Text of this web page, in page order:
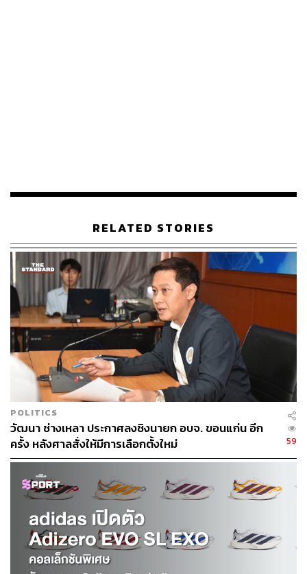
กว่าเมืองหลวง?
คุณภาพชีวิตที่ดีและโจทย์การทำงานที่ท้าทายระดับโลกคือ
แม่เหล็กชั้นดีที่ดึงคนเก่งมารวมตัวกัน อุตสาหกรรม
เทคโนโลยีมักถูกผูกติดกับภาพจำว่าต้องตั้งอยู่ในเมืองหลวง
เพื่อดึงดูดหัวกะทิ แต่แบรนด์กลับใช้จังหวัดขอนแก่นเป็นฐานที่
มั่นพร้อมชูจุดแข็งเรื่องไลฟ์สไตล์ที่ไร้ความวุ่นวายมาเป็นแต้ม
ต่อ
คุณเวย์ วาที ตระหนักดีว่าภูมิภาคอีสานไม่ได้ขาดแคลนคน
เก่ง แต่ขาดโจทย์ที่กระตุ้นศักยภาพ เมื่อแบรนด์ประกาศวิสัย
ทัศน์ที่จะไปรบในน่านน้ำสากล การทำงานที่บ้านเกิดจึงช่วย
ตัดปัญหาเรื่องต้นทุนการเดินทางและค่าครองชีพ
สิ่งนี้กลายเป็นแรงดึงดูดให้คนรุ่นใหม่ยอมย้ายถิ่นฐานจาก
เมืองหลวงเพื่อมาร่วมสร้างสรรค์ผลงาน พิสูจน์ให้เห็นว่า
ความเก่งกาจของคนไทยไม่ว่าจะอยู่พิกัดใดก็สามารถสร้าง
โปรดักต์ที่สั่นสะเทือนอุตสาหกรรมได้
หมุดหมายต่อไปของแบรนด์รองเท้าสัญชาติไทยคือ
อะไร?
RELATED STORIES
POLITICS
วัฒนา ช่างเหลา ประกาศลงชิงนายก อบจ. ขอนแก่น อีก
ครั้ง หลังศาลสั่งให้มีการเลือกตั้งใหม่
59